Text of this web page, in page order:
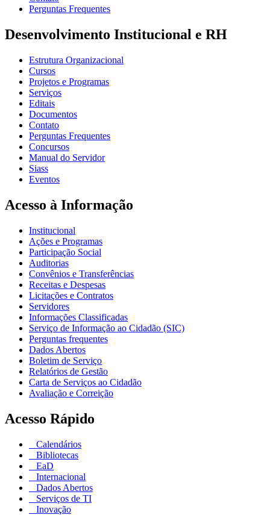
Perguntas Frequentes
Desenvolvimento Institucional e RH
Estrutura Organizacional
Cursos
Projetos e Programas
Serviços
Editais
Documentos
Contato
Perguntas Frequentes
Concursos
Manual do Servidor
Siass
Eventos
Acesso à Informação
Institucional
Ações e Programas
Participação Social
Auditorias
Convênios e Transferências
Receitas e Despesas
Licitações e Contratos
Servidores
Informações Classificadas
Serviço de Informação ao Cidadão (SIC)
Perguntas frequentes
Dados Abertos
Boletim de Serviço
Relatórios de Gestão
Carta de Serviços ao Cidadão
Avaliação e Correição
Acesso Rápido
Calendários
Bibliotecas
EaD
Internacional
Dados Abertos
Serviços de TI
Inovação